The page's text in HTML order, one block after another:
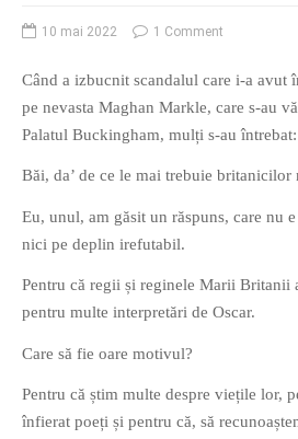
O poveste in care sexul se
cinismul cu idealismul si
poezia cu umorul.
10 mai 2022 1 Comment
Când a izbucnit scandalul care i-a avut
pe nevasta Maghan Markle, care s-au
Palatul Buckingham, mulți s-au întrebat:
Băi, da’ de ce le mai trebuie britanicilor
Eu, unul, am găsit un răspuns, care nu
nici pe deplin irefutabil.
Pentru că regii și reginele Marii Britanii
pentru multe interpretări de Oscar.
Care să fie oare motivul?
Pentru că știm multe despre viețile lor,
înfierat poeți și pentru că, să